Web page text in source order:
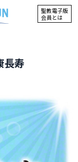
聖教電子版
会員とは
長寿